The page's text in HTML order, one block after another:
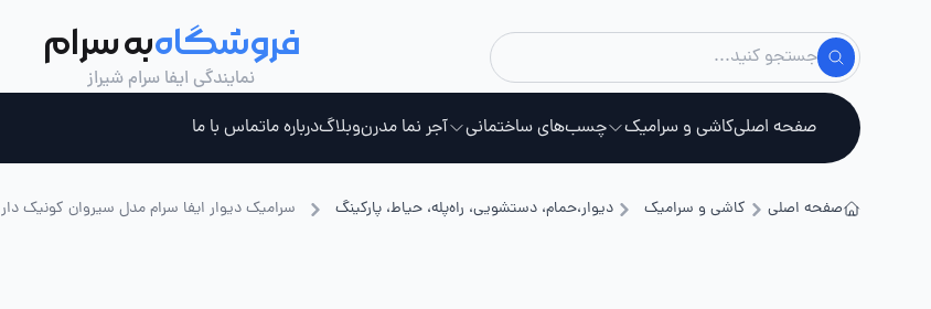
فروشگاهبه سرام
نمایندگی ایفا سرام شیراز
صفحه اصلیکاشی و سرامیک چسب‌های ساختمانی آجر نما مدرنوبلاگدرباره ماتماس با ما
صفحه اصلی کاشی و سرامیک دیوار،حمام، دستشویی، راه‌پله، حیاط، پارکینگ سرامیک دیوار ایفا سرام مدل سیروان کونیک دار